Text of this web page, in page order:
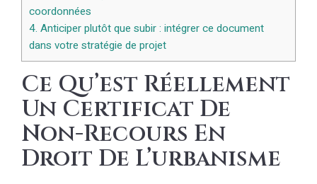
coordonnées
4. Anticiper plutôt que subir : intégrer ce document
dans votre stratégie de projet
Ce Qu’est Réellement
Un Certificat De
Non-Recours En
Droit De L’urbanisme